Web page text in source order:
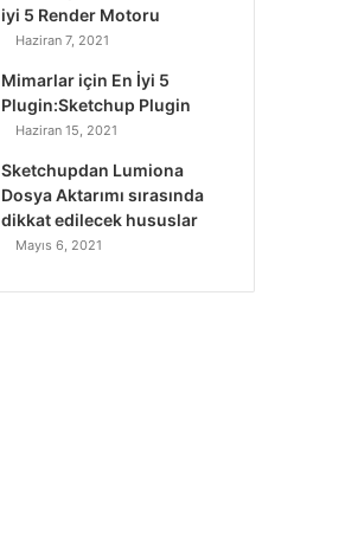
iyi 5 Render Motoru
Haziran 7, 2021
Mimarlar için En İyi 5
Plugin:Sketchup Plugin
Haziran 15, 2021
Sketchupdan Lumiona
Dosya Aktarımı sırasında
dikkat edilecek hususlar
Mayıs 6, 2021